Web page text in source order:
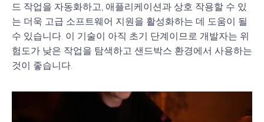
드 작업을 자동화하고, 애플리케이션과 상호 작용할 수 있
는 더욱 고급 소프트웨어 지원을 활성화하는 데 도움이 될
수 있습니다. 이 기술이 아직 초기 단계이므로 개발자는 위
험도가 낮은 작업을 탐색하고 샌드박스 환경에서 사용하는
것이 좋습니다.